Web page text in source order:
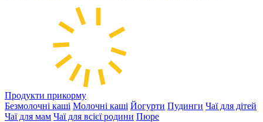
Продукти прикорму
Безмолочні каші Молочні каші Йогурти Пудинги Чаї для дітей
Чаї для мам Чаї для всієї родини Пюре